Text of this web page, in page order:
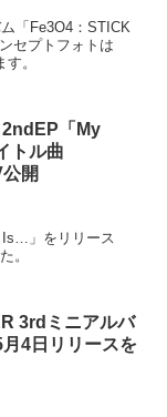
「Fe3O4：STICK
セプトフォトは
。
「My
トル曲
開
Is…」をリリース
。
3rdミニアルバ
4日リリースを